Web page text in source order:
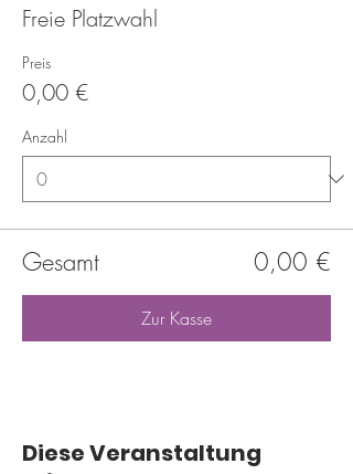
Freie Platzwahl
Preis
0,00 €
Anzahl
Gesamt 0,00 €
Zur Kasse
Diese Veranstaltung